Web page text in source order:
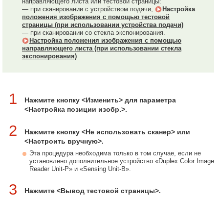
— при сканировании с устройством подачи,
Настройка
положения изображения с помощью тестовой
страницы (при использовании устройства подачи)
— при сканировании со стекла экспонирования.
Настройка положения изображения с помощью
направляющего листа (при использовании стекла
экспонирования)
1
Нажмите кнопку <Изменить> для параметра
<Настройка позиции изобр.>.
2
Нажмите кнопку <Не использовать сканер> или
<Настроить вручную>.
Эта процедура необходима только в том случае, если не
установлено дополнительное устройство «Duplex Color Image
Reader Unit-P» и «Sensing Unit-B».
3 Нажмите <Вывод тестовой страницы>.